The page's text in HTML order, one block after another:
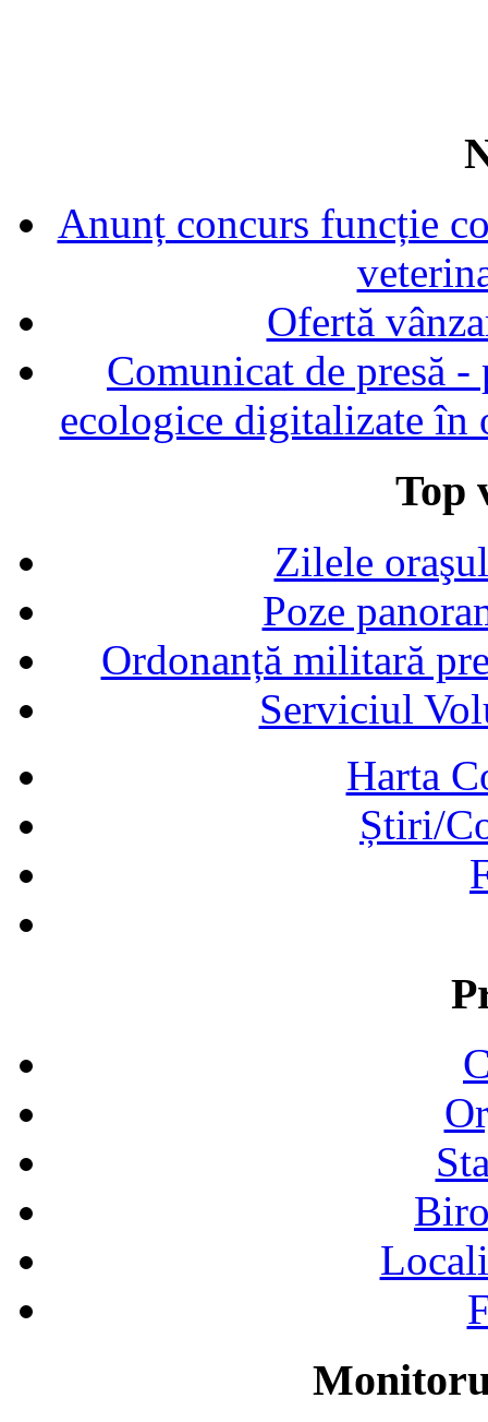
Anunț concurs funcție
Ofertă
Comunicat de presă
ecologice digitalizate în
Top
Zilele
Poze
Ordonanță militară
Serviciul
Harta
Știri/